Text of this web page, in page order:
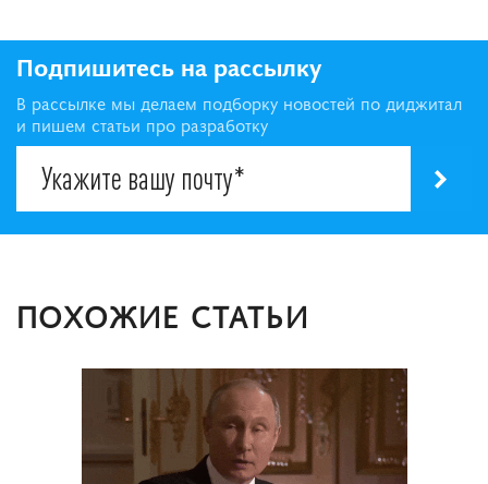
Подпишитесь на рассылку
В рассылке мы делаем подборку новостей по диджитал
и пишем статьи про разработку
ПОХОЖИЕ СТАТЬИ